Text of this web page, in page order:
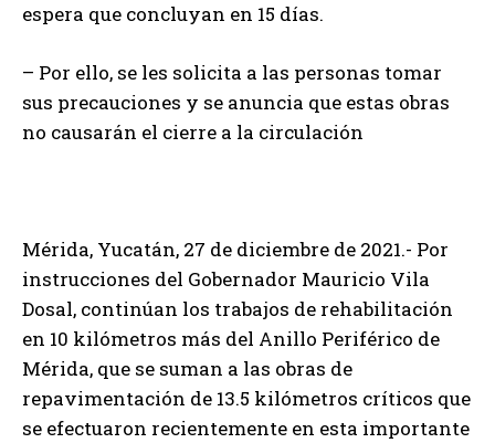
espera que concluyan en 15 días.
– Por ello, se les solicita a las personas tomar
sus precauciones y se anuncia que estas obras
no causarán el cierre a la circulación
Mérida, Yucatán, 27 de diciembre de 2021.- Por
instrucciones del Gobernador Mauricio Vila
Dosal, continúan los trabajos de rehabilitación
en 10 kilómetros más del Anillo Periférico de
Mérida, que se suman a las obras de
repavimentación de 13.5 kilómetros críticos que
se efectuaron recientemente en esta importante